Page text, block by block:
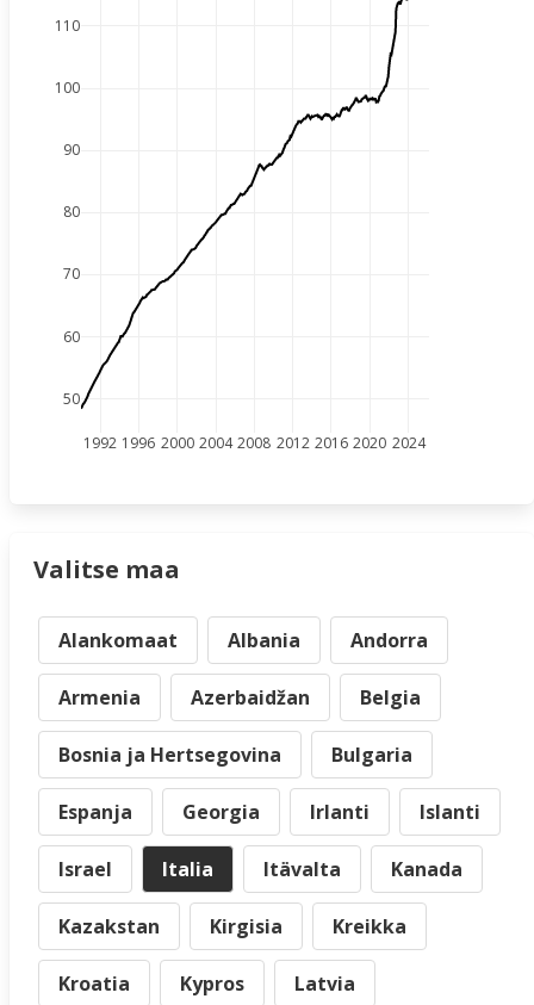
1992 1996 2000 20042008 2012 2016 2020 2024
50
60
70
80
90
100
110
Valitse maa
Alankomaat Albania Andorra
Armenia Azerbaidžan Belgia
Bosnia ja Hertsegovina Bulgaria
Espanja Georgia Irlanti Islanti
Israel Italia Itävalta Kanada
Kazakstan Kirgisia Kreikka
Kroatia Kypros Latvia